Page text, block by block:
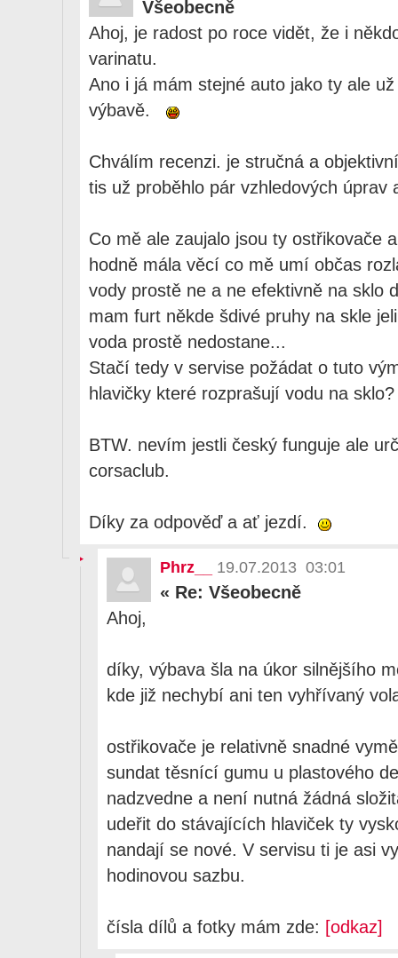
Všeobecně
Ahoj, je radost po roce vidět, že i
varinatu.
Ano i já mám stejné auto jako ty ale
výbavě.
Chválím recenzi. je stručná a
tis už proběhlo pár vzhledových úprav
Co mě ale zaujalo jsou ty ostřikovače
hodně mála věcí co mě umí občas
vody prostě ne a ne efektivně na sklo
mam furt někde šdivé pruhy na skle
voda prostě nedostane...
Stačí tedy v servise požádat o tuto
hlavičky které rozprašují vodu na sklo?
BTW. nevím jestli český funguje ale
corsaclub.
Díky za odpověď a ať jezdí.
Phrz__ 19.07.2013 03:01
« Re: Všeobecně
Ahoj,
díky, výbava šla na úkor silnějšího
kde již nechybí ani ten vyhřívaný
ostřikovače je relativně snadné
sundat těsnící gumu u plastového
nadzvedne a není nutná žádná
udeřit do stávajících hlaviček ty
nandají se nové. V servisu ti je asi
hodinovou sazbu.
čísla dílů a fotky mám zde: [odkaz]